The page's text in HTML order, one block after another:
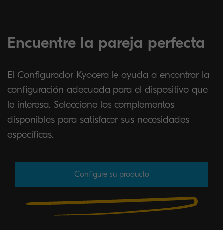
Encuentre la pareja perfecta
El Configurador Kyocera le ayuda a encontrar la
configuración adecuada para el dispositivo que
le interesa. Seleccione los complementos
disponibles para satisfacer sus necesidades
específicas.
Configure su producto